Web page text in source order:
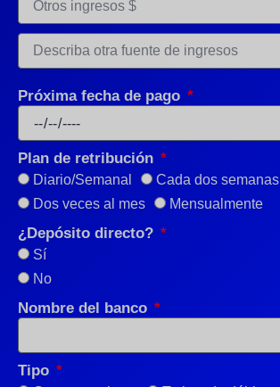
Próxima fecha de pago
Plan de retribución
Diario/Semanal
Cada dos semanas
Dos veces al mes
Mensualmente
¿Depósito directo?
Sí
No
Nombre del banco
Tipo